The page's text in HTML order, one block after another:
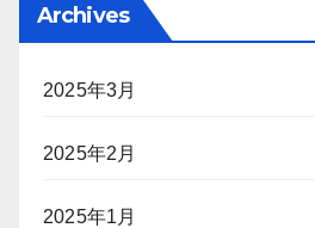
Archives
2025年3月
2025年2月
2025年1月